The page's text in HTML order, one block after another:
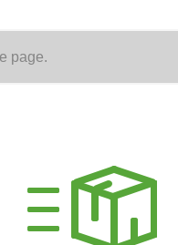
page.